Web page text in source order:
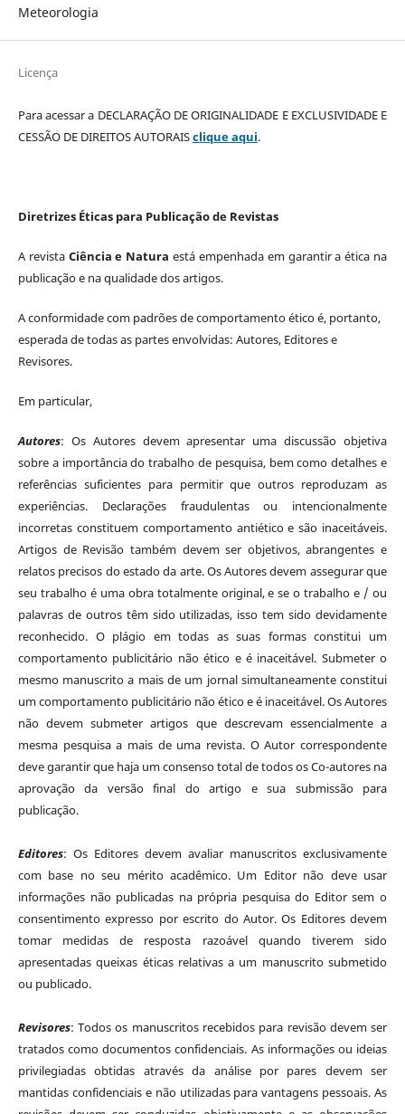
Meteorologia
Licença
Para acessar a DECLARAÇÃO DE ORIGINALIDADE E EXCLUSIVIDADE E
CESSÃO DE DIREITOS AUTORAISclique aqui.
Diretrizes Éticas para Publicação de Revistas
A revistaCiência e Natura está empenhada em garantir a ética na
publicação e na qualidade dos artigos.
A conformidade com padrões de comportamento ético é, portanto,
esperada de todas as partes envolvidas: Autores, Editores e
Revisores.
Em particular,
Autores: Os Autores devem apresentar uma discussão objetiva
sobre a importância do trabalho de pesquisa, bem como detalhes e
referências suficientes para permitir que outros reproduzam as
experiências. Declarações fraudulentas ou intencionalmente
incorretas constituem comportamento antiético e são inaceitáveis.
Artigos de Revisão também devem ser objetivos, abrangentes e
relatos precisos do estado da arte. Os Autores devem assegurar que
seu trabalho é uma obra totalmente original, e se o trabalho e / ou
palavras de outros têm sido utilizadas, isso tem sido devidamente
reconhecido. O plágio em todas as suas formas constitui um
comportamento publicitário não ético e é inaceitável. Submeter o
mesmo manuscrito a mais de um jornal simultaneamente constitui
um comportamento publicitário não ético e é inaceitável. Os Autores
não devem submeter artigos que descrevam essencialmente a
mesma pesquisa a mais de uma revista. O Autor correspondente
deve garantir que haja um consenso total de todos os Co-autores na
aprovação da versão final do artigo e sua submissão para
publicação.
Editores: Os Editores devem avaliar manuscritos exclusivamente
com base no seu mérito acadêmico. Um Editor não deve usar
informações não publicadas na própria pesquisa do Editor sem o
consentimento expresso por escrito do Autor. Os Editores devem
tomar medidas de resposta razoável quando tiverem sido
apresentadas queixas éticas relativas a um manuscrito submetido
ou publicado.
Revisores: Todos os manuscritos recebidos para revisão devem ser
tratados como documentos confidenciais. As informações ou ideias
privilegiadas obtidas através da análise por pares devem ser
mantidas confidenciais e não utilizadas para vantagens pessoais. As